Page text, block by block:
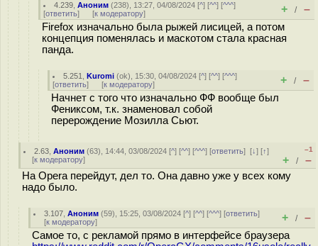
4.239 ,Аноним (238), 13:27, 04/08/2024 [^] [^^] [^^^]
[ответить] [к модератору] + / –
Firefox изначально была рыжей лисицей, а потом
концепция поменялась и маскотом стала красная
панда.
5.251 ,Kuromi (ok), 15:30, 04/08/2024 [^] [^^] [^^^]
[ответить] [к модератору] + / –
Начнет с того что изначально ФФ вообще был
Фениксом, т.к. знаменовал собой
перерождение Мозилла Сьют.
2.63 ,Аноним (63), 14:44, 03/08/2024 [^] [^^] [^^^] [ответить][↓] [↑]
[к модератору]
–1
+ / –
На Opera перейдут, дел то. Она давно уже у всех кому
надо было.
3.107 ,Аноним (59), 15:25, 03/08/2024 [^] [^^] [^^^] [ответить]
[к модератору] + / –
Самое то, с рекламой прямо в интерфейсе браузера